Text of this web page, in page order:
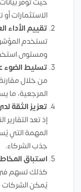
الاستثمارات
تقييم الأداء
تستخدم
ومستوى
تسليط الضوء
من خلال مقارنة
المرجعية، ما
تعزيز الثقة
إذ تعد
المهمة التي
جذب الشركاء.
استباق
كذلك تسهم في
يُمكن الشركات